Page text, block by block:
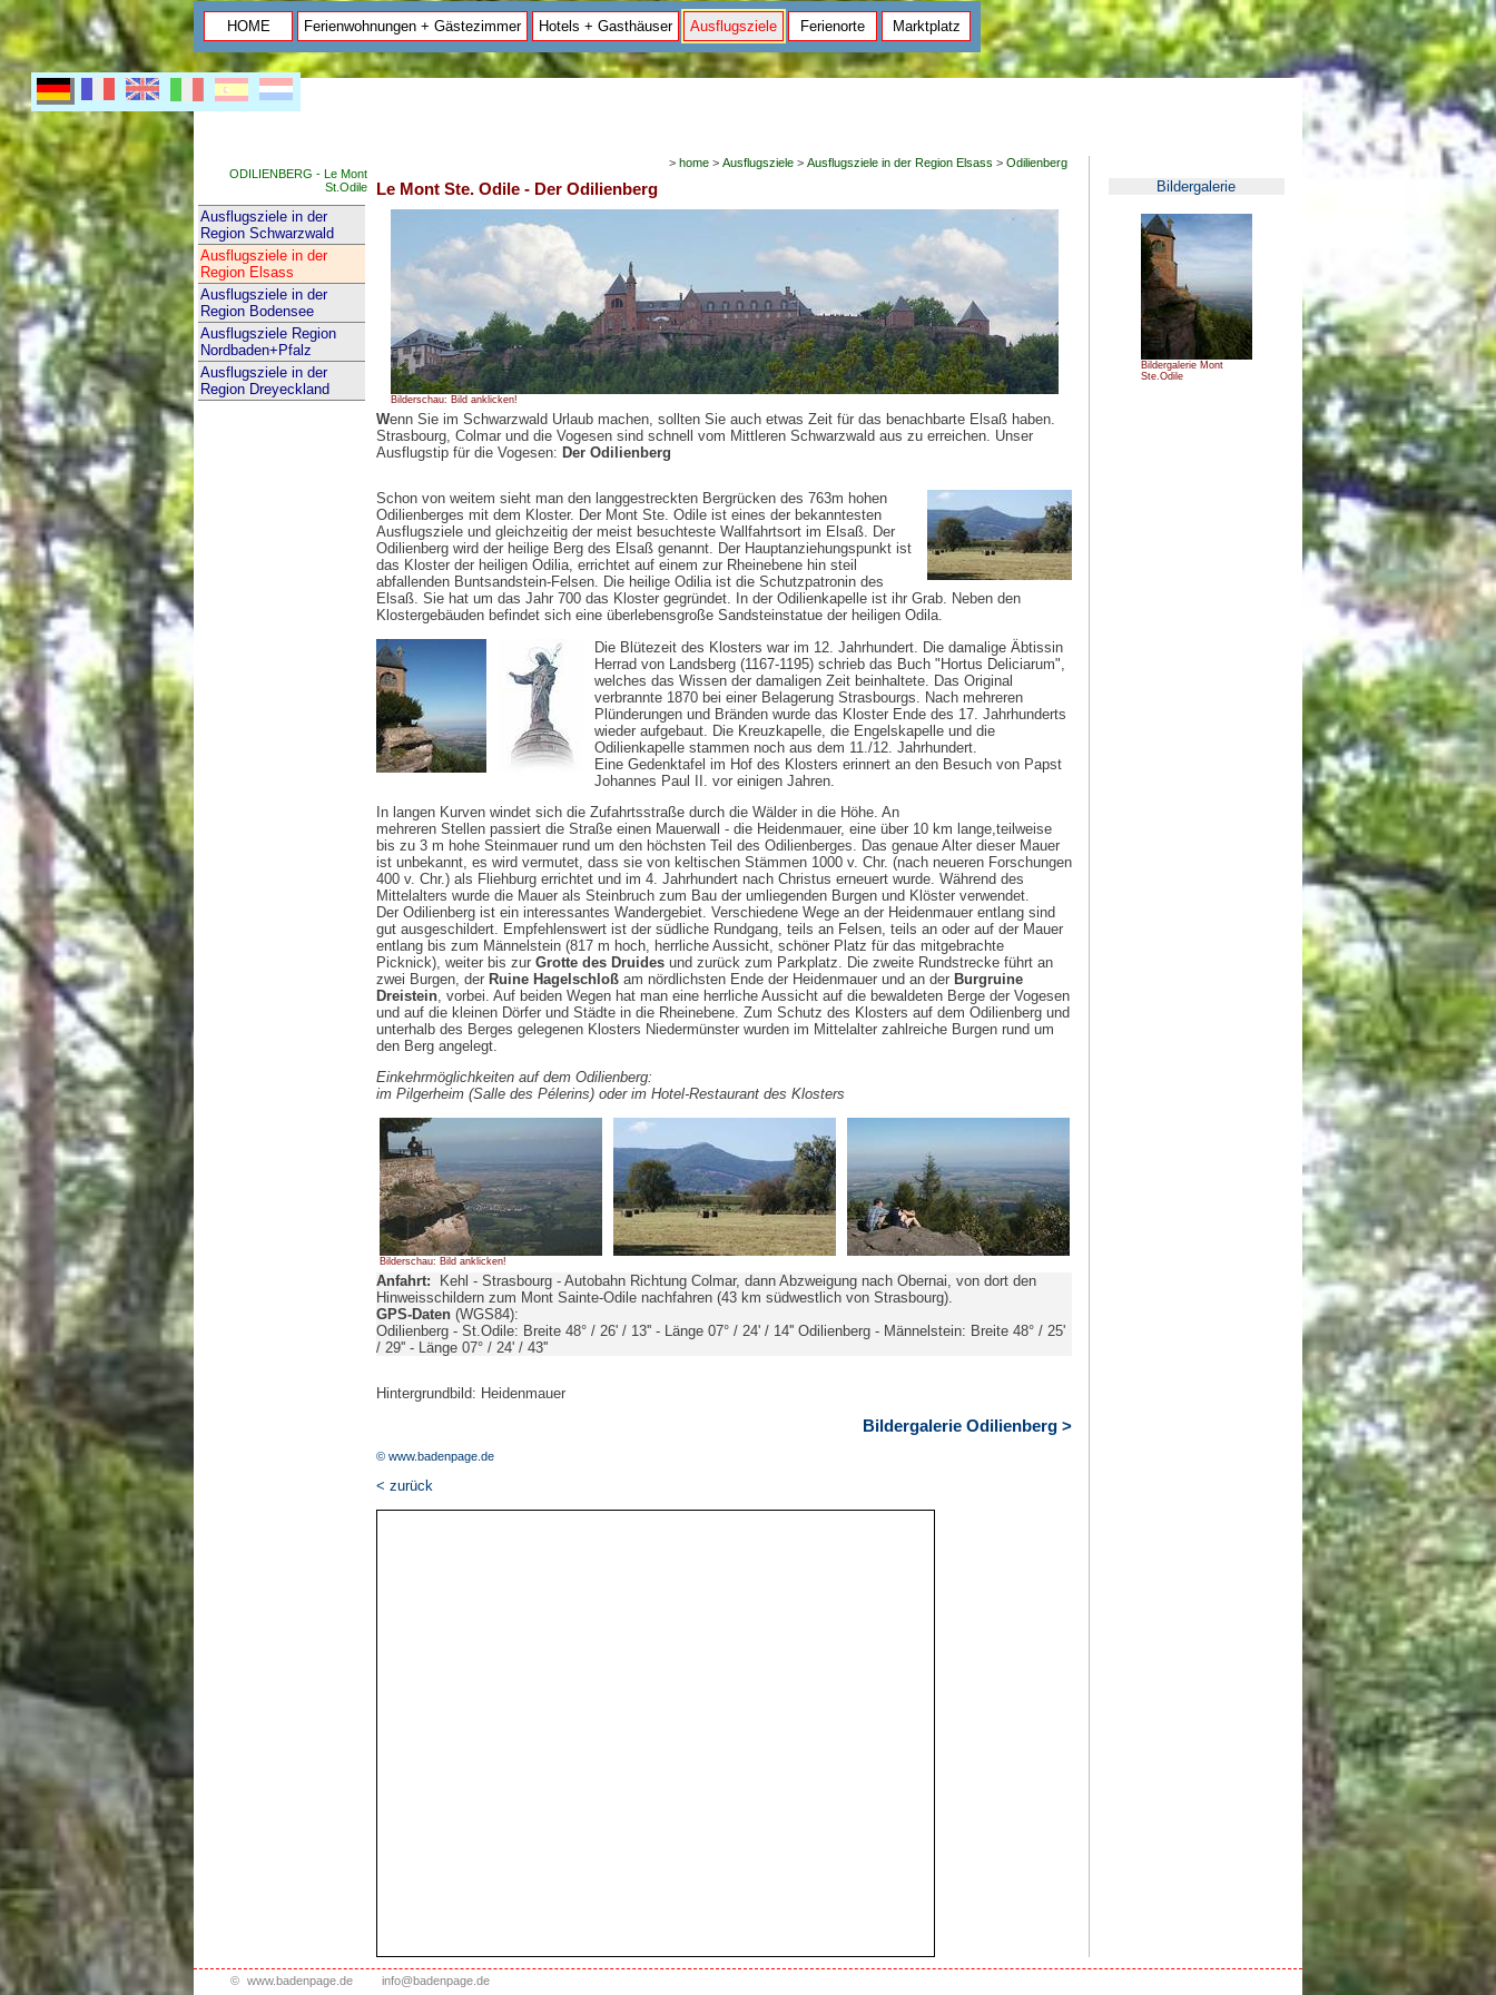
HOME Ferienwohnungen + Gästezimmer Hotels + Gasthäuser Ausflugsziele Ferienorte Marktplatz
ODILIENBERG - Le Mont
St.Odile
Ausflugsziele in der
Region Schwarzwald
Ausflugsziele in der
Region Elsass
Ausflugsziele in der
Region Bodensee
Ausflugsziele Region
Nordbaden+Pfalz
Ausflugsziele in der
Region Dreyeckland
> home> Ausflugsziele> Ausflugsziele in der Region Elsass > Odilienberg
Le Mont Ste. Odile - Der Odilienberg
Bilderschau: Bild anklicken!
Wenn Sie im Schwarzwald Urlaub machen, sollten Sie auch etwas Zeit für das benachbarte Elsaß haben.
Strasbourg, Colmar und die Vogesen sind schnell vom Mittleren Schwarzwald aus zu erreichen. Unser
Ausflugstip für die Vogesen: Der Odilienberg
Schon von weitem sieht man den langgestreckten Bergrücken des 763m hohen
Odilienberges mit dem Kloster. Der Mont Ste. Odile ist eines der bekanntesten
Ausflugsziele und gleichzeitig der meist besuchteste Wallfahrtsort im Elsaß. Der
Odilienberg wird der heilige Berg des Elsaß genannt. Der Hauptanziehungspunkt ist
das Kloster der heiligen Odilia, errichtet auf einem zur Rheinebene hin steil
abfallenden Buntsandstein-Felsen. Die heilige Odilia ist die Schutzpatronin des
Elsaß. Sie hat um das Jahr 700 das Kloster gegründet. In der Odilienkapelle ist ihr Grab. Neben den
Klostergebäuden befindet sich eine überlebensgroße Sandsteinstatue der heiligen Odila.
Die Blütezeit des Klosters war im 12. Jahrhundert. Die damalige Äbtissin
Herrad von Landsberg (1167-1195) schrieb das Buch "Hortus Deliciarum",
welches das Wissen der damaligen Zeit beinhaltete. Das Original
verbrannte 1870 bei einer Belagerung Strasbourgs. Nach mehreren
Plünderungen und Bränden wurde das Kloster Ende des 17. Jahrhunderts
wieder aufgebaut. Die Kreuzkapelle, die Engelskapelle und die
Odilienkapelle stammen noch aus dem 11./12. Jahrhundert.
Eine Gedenktafel im Hof des Klosters erinnert an den Besuch von Papst
Johannes Paul II. vor einigen Jahren.
In langen Kurven windet sich die Zufahrtsstraße durch die Wälder in die Höhe. An
mehreren Stellen passiert die Straße einen Mauerwall - die Heidenmauer, eine über 10 km lange,teilweise
bis zu 3 m hohe Steinmauer rund um den höchsten Teil des Odilienberges. Das genaue Alter dieser Mauer
ist unbekannt, es wird vermutet, dass sie von keltischen Stämmen 1000 v. Chr. (nach neueren Forschungen
400 v. Chr.) als Fliehburg errichtet und im 4. Jahrhundert nach Christus erneuert wurde. Während des
Mittelalters wurde die Mauer als Steinbruch zum Bau der umliegenden Burgen und Klöster verwendet.
Der Odilienberg ist ein interessantes Wandergebiet. Verschiedene Wege an der Heidenmauer entlang sind
gut ausgeschildert. Empfehlenswert ist der südliche Rundgang, teils an Felsen, teils an oder auf der Mauer
entlang bis zum Männelstein (817 m hoch, herrliche Aussicht, schöner Platz für das mitgebrachte
Picknick), weiter bis zur Grotte des Druides und zurück zum Parkplatz. Die zweite Rundstrecke führt an
zwei Burgen, der Ruine Hagelschloß am nördlichsten Ende der Heidenmauer und an der Burgruine
Dreistein , vorbei. Auf beiden Wegen hat man eine herrliche Aussicht auf die bewaldeten Berge der Vogesen
und auf die kleinen Dörfer und Städte in die Rheinebene. Zum Schutz des Klosters auf dem Odilienberg und
unterhalb des Berges gelegenen Klosters Niedermünster wurden im Mittelalter zahlreiche Burgen rund um
den Berg angelegt.
Einkehrmöglichkeiten auf dem Odilienberg:
im Pilgerheim (Salle des Pélerins) oder im Hotel-Restaurant des Klosters
Bilderschau: Bild anklicken!
Anfahrt: Kehl - Strasbourg - Autobahn Richtung Colmar, dann Abzweigung nach Obernai, von dort den
Hinweisschildern zum Mont Sainte-Odile nachfahren (43 km südwestlich von Strasbourg).
GPS-Daten (WGS84):
Odilienberg - St.Odile: Breite 48° / 26' / 13'' - Länge 07° / 24' / 14'' Odilienberg - Männelstein: Breite 48° / 25'
/ 29'' - Länge 07° / 24' / 43''
Hintergrundbild: Heidenmauer
Bildergalerie Odilienberg >
© www.badenpage.de
< zurück
Bildergalerie
Bildergalerie Mont
Ste.Odile
© www.badenpage.de info@badenpage.de